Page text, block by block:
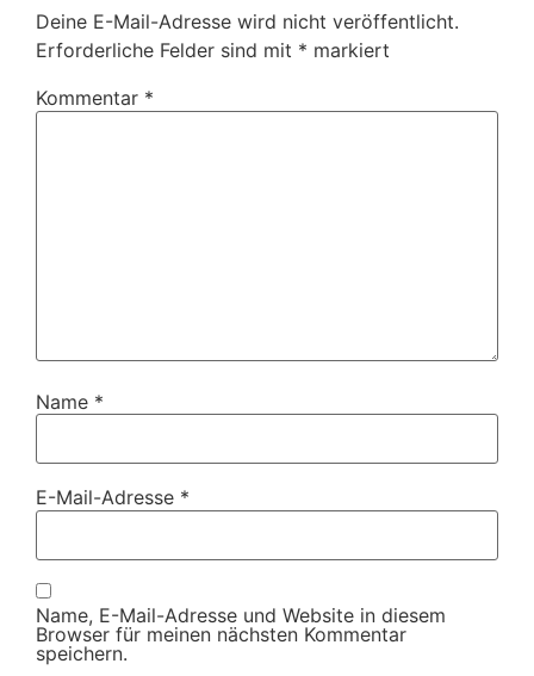
Deine E-Mail-Adresse wird nicht veröffentlicht.
Erforderliche Felder sind mit * markiert
Kommentar *
Name *
E-Mail-Adresse *
Name, E-Mail-Adresse und Website in diesem
Browser für meinen nächsten Kommentar
speichern.